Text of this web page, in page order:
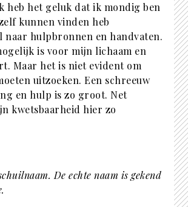
heb het geluk dat ik mondig ben
kunnen vinden heb
naar hulpbronnen en handvaten.
is voor mijn lichaam en
Maar het is niet evident om
uitzoeken. Een schreeuw
en hulp is zo groot. Net
kwetsbaarheid hier zo
De echte naam is gekend